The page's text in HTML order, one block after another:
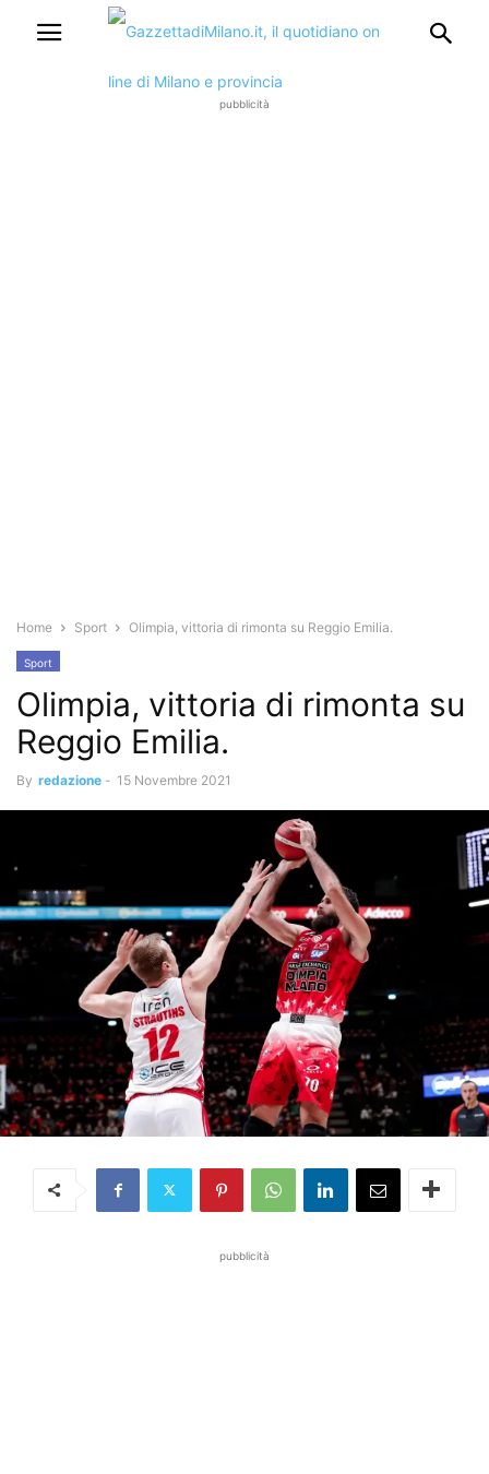
pubblicità
Home Sport Olimpia, vittoria di rimonta su Reggio Emilia.
Sport
Olimpia, vittoria di rimonta su
Reggio Emilia.
By redazione - 15 Novembre 2021
pubblicità